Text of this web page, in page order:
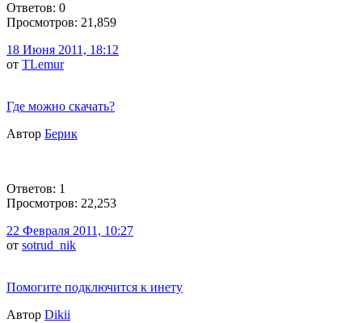
Ответов: 0
Просмотров: 21,859
18 Июня 2011, 18:12
от TLemur
Где можно скачать?
Автор Берик
Ответов: 1
Просмотров: 22,253
22 Февраля 2011, 10:27
от sotrud_nik
Помогите подключится к инету
Автор Dikii